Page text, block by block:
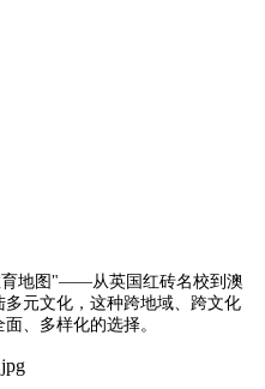
地图"——从英国红砖名校到澳
元文化，这种跨地域、跨文化
、多样化的选择。